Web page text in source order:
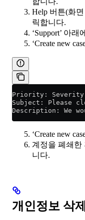
Help 버튼(화
릭합니다.
‘Support’ 아래
‘Create new
Priority: Severity
Subject: Please
Description: We
‘Create new
계정을 폐쇄한
니다.
개인정보 삭